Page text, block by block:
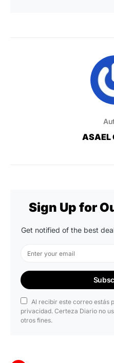
ASAEL
Sign Up for
Get notified of the best
Al recibir este correo estás
privacidad. Certeza Diario no
otros fines.